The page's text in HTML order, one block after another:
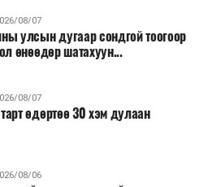
сайд Н.Учрал онцоллоо.
ерөнхийлөн захирагч нарт
зардлыг 20 хувиар бууруулах,
байх, аялал, амралт, зугаалга,
арга хэмжээг зохион
албанд шинэ орон тоо бий
шилжүүлэх, төрийн албан
цахимаар ажиллуулах арга
08/07
улсын дугаар сондгой тоогоор
өнөөдөр шатахуун...
08/07
өдөртөө 30 хэм дулаан
08/06